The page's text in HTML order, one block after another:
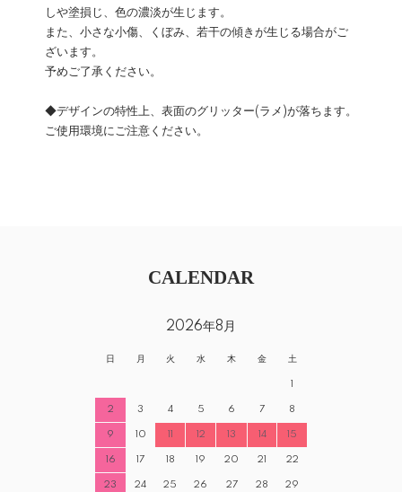
しや塗損じ、色の濃淡が生じます。
また、小さな小傷、くぼみ、若干の傾きが生じる場合がご
ざいます。
予めご了承ください。
◆デザインの特性上、表面のグリッター(ラメ)が落ちます。
ご使用環境にご注意ください。
CALENDAR
2026年8月
日 月 火 水 木 金 土
1
2 3 4 5 6 7 8
9 10 11 12 13 14 15
16 17 18 19 20 21 22
23 24 25 26 27 28 29